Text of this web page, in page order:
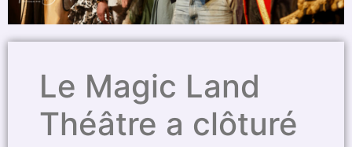
Le Magic Land
Théâtre a clôturé